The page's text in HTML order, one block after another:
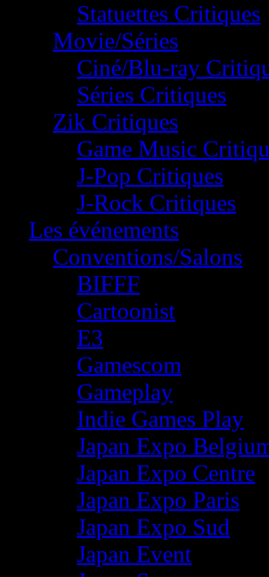
Statuettes Critiques
Movie/Séries
Ciné/Blu-ray
Séries Critiques
Zik Critiques
Game Music
J-Pop Critiques
J-Rock Critiques
Les événements
Conventions/Salons
BIFFF
Cartoonist
E3
Gamescom
Gameplay
Indie Games Play
Japan Expo
Japan Expo Centre
Japan Expo Paris
Japan Expo Sud
Japan Event